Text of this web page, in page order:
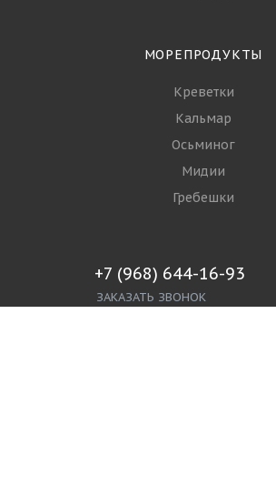
МОРЕПРОДУКТЫ
Креветки
Кальмар
Осьминог
Мидии
Гребешки
+7 (968) 644-16-93
ЗАКАЗАТЬ ЗВОНОК